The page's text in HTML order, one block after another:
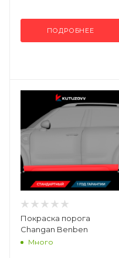
ПОДРОБНЕЕ
Покраска порога
Changan Benben
Много